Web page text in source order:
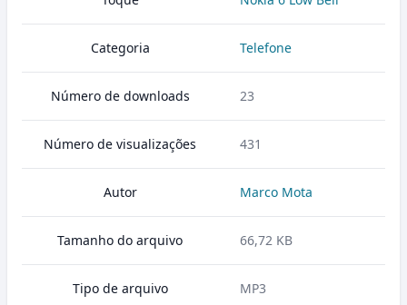
Categoria Telefone
Número de downloads 23
Número de visualizações 431
Autor Marco Mota
Tamanho do arquivo 66,72 KB
Tipo de arquivo MP3